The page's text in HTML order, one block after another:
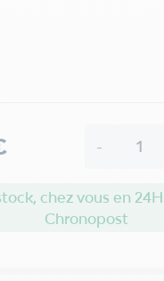
-
chez vous en
Chronopost